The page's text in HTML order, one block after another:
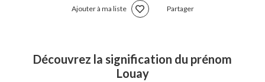
Ajouter à ma liste Partager
Découvrez la signification du prénom
Louay